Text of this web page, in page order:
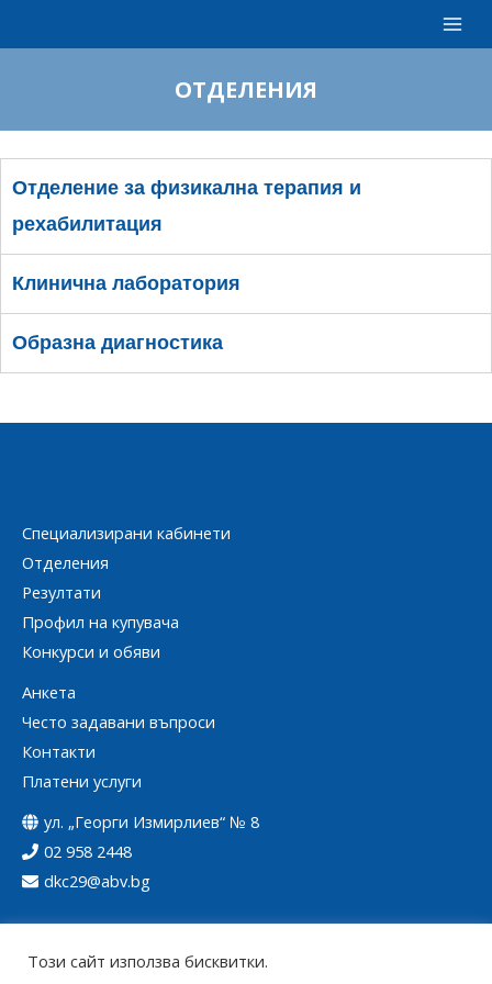
ОТДЕЛЕНИЯ
Отделение за физикална терапия и
рехабилитация
Клинична лаборатория
Образна диагностика
Специализирани кабинети
Отделения
Резултати
Профил на купувача
Конкурси и обяви
Анкета
Често задавани въпроси
Контакти
Платени услуги
ул. „Георги Измирлиев“ № 8
02 958 2448
dkc29@abv.bg
Copyright © 2026 ДКЦ ХХIХ
Този сайт използва бисквитки.